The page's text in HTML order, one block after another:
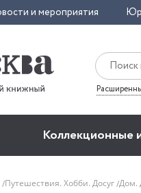
и мероприятия
Коллекционные
Путешествия. Хобби. Досуг Дом.